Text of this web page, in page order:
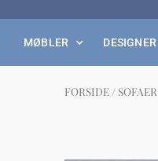
MØBLER DESIGNER
FORSIDE / SOFAER